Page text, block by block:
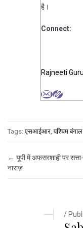
है।
Connect:
Rajneeti
Tags:एसआईआर,पश्चिम बंगाल
Post navigation
← यूपी में अफसरशाही पर सत्ता-
नाराज़
/